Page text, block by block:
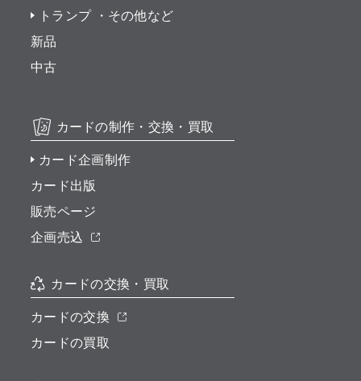
トランプ ・その他など
新品
中古
カードの制作・交換・買取
カード企画制作
カード出版
販売ページ
企画売込
カードの交換・買取
カードの交換
カードの買取